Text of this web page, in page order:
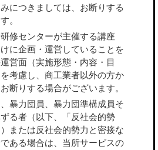
につきましては、お断りする
。
修センターが主催する講座
に企画・運営していることを
営面（実施形態・内容・目
考慮し、商工業者以外の方か
断りする場合がございます。
暴力団員、暴力団準構成員そ
る者（以下、「反社会的勢
または反社会的勢力と密接な
ある場合は、当所サービスの